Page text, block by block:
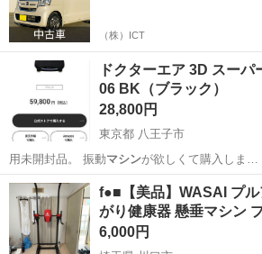
（株）ICT
ドクターエア 3D スー
06 BK（ブラック）
28,800円
東京都 八王子市
用未開封品。 振動マシンが欲しくて購入しま…
シンが手に入りましたの…
東京 八王子市 フィットネス、トレー
f●■【美品】WASAI プ
がり健康器 懸垂マシン
6,000円